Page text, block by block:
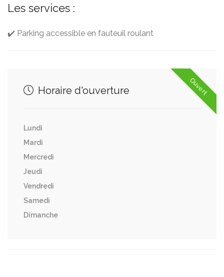
Les services :
✔️ Parking accessible en fauteuil roulant
Ouvert
Horaire d'ouverture
Lundi
Mardi
Mercredi
Jeudi
Vendredi
Samedi
Dimanche